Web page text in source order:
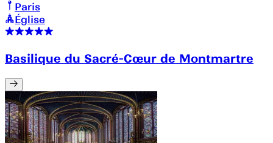
Paris
Église
Basilique du Sacré-Cœur de Montmartre